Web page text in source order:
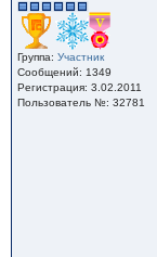
Группа: Участник
Сообщений: 1349
Регистрация: 3.02.2011
Пользователь №: 32781